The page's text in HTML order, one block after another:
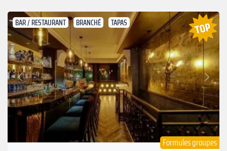
BAR / RESTAURANT BRANCHÉ TAPAS
Précédent
Suivant
Formules groupes